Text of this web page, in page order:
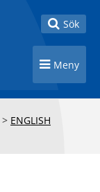
Toggle
Sök
Toggle
Meny
> ENGLISH